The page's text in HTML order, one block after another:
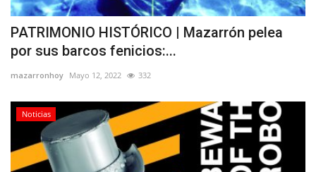
PATRIMONIO HISTÓRICO | Mazarrón pelea
por sus barcos fenicios:...
mazarronhoy Mayo 12, 2022 332
Noticias